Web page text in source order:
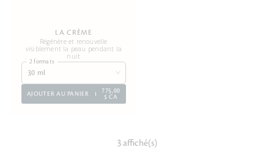
LA CRÈME
Régénère et renouvelle
visiblement la peau pendant la
nuit
2 formats
30 ml
AJOUTER AU PANIER
775,00
$ CA
3 affiché(s)